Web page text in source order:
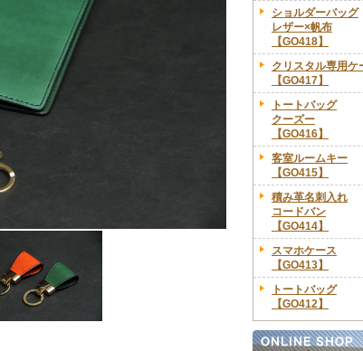
ショルダーバッグ
レザー×帆布
【GO418】
クリスタル専用ケ
【GO417】
トートバッグ
クーズー
【GO416】
客室ルームキー
【GO415】
積み革名刺入れ
コードバン
【GO414】
スマホケース
【GO413】
トートバッグ
【GO412】